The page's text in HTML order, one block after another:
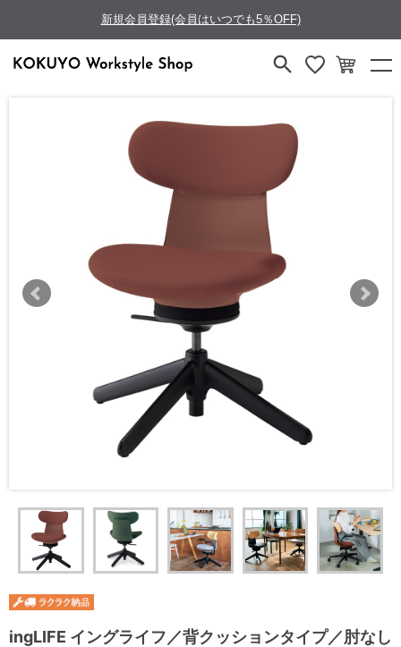
新規会員登録(会員はいつでも5％OFF)
ingLIFE イングライフ／背クッションタイプ／肘なし